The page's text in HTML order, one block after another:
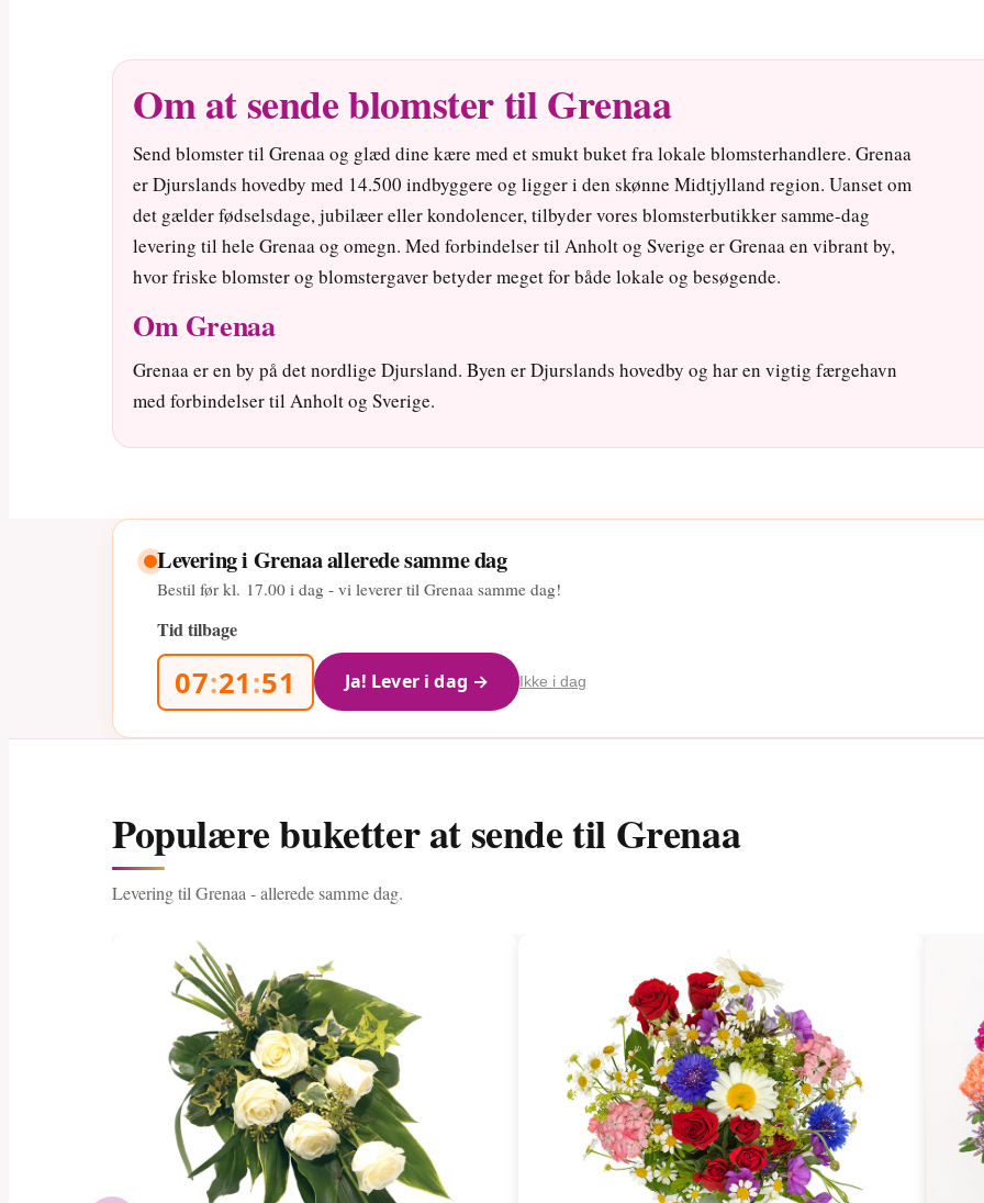
Om at sende blomster til Grenaa
Send blomster til Grenaa og glæd dine kære med et smukt buket fra lokale blomsterhandlere. Grenaa
er Djurslands hovedby med 14.500 indbyggere og ligger i den skønne Midtjylland region. Uanset om
det gælder fødselsdage, jubilæer eller kondolencer, tilbyder vores blomsterbutikker samme-dag
levering til hele Grenaa og omegn. Med forbindelser til Anholt og Sverige er Grenaa en vibrant by,
hvor friske blomster og blomstergaver betyder meget for både lokale og besøgende.
Om Grenaa
Grenaa er en by på det nordlige Djursland. Byen er Djurslands hovedby og har en vigtig færgehavn
med forbindelser til Anholt og Sverige.
Levering i Grenaa allerede samme dag
Bestil før kl. 17.00 i dag - vi leverer til Grenaa samme dag!
Tid tilbage
07:21:50 Ja! Lever i dag → Ikke i dag
Populære buketter at sende til Grenaa
Levering til Grenaa - allerede samme dag.